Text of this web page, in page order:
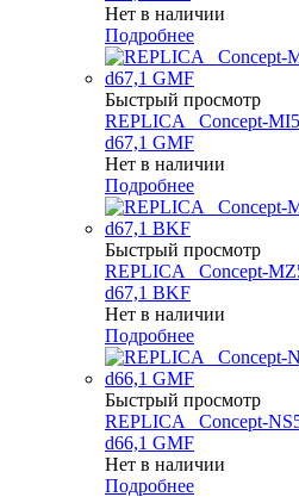
Нет в наличии
Подробнее
Быстрый просмотр
REPLICA _Concept-
d67,1 GMF
Нет в наличии
Подробнее
Быстрый просмотр
REPLICA _Concept-
d67,1 BKF
Нет в наличии
Подробнее
Быстрый просмотр
REPLICA _Concept-
d66,1 GMF
Нет в наличии
Подробнее